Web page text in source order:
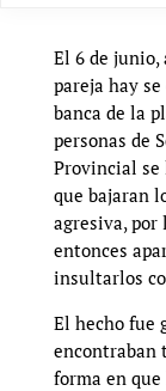
El 6 de junio,
pareja hay
banca de la
personas de
Provincial se
que bajaran
agresiva, por
entonces
insultarlos
El hecho fue
encontraban
forma en